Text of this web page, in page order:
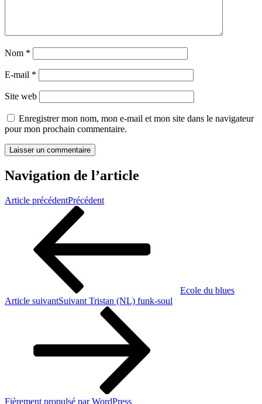
Nom *
E-mail *
Site web
Enregistrer mon nom, mon e-mail et mon site dans le navigateur
pour mon prochain commentaire.
Navigation de l’article
Article précédentPrécédent
Ecole du blues
Article suivantSuivant Tristan (NL) funk-soul
Fièrement propulsé par WordPress